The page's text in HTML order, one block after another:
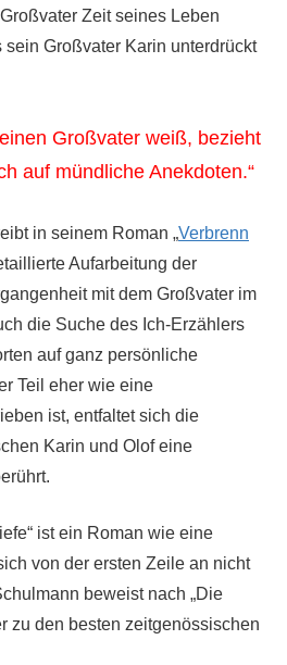
Zeit seines Leben
sein Großvater Karin unterdrückt
Großvater weiß, bezieht
auf mündliche Anekdoten.“
in seinem Roman „Verbrenn
Aufarbeitung der
mit dem Großvater im
die Suche des Ich-Erzählers
auf ganz persönliche
Teil eher wie eine
ist, entfaltet sich die
Karin und Olof eine
ist ein Roman wie eine
von der ersten Zeile an nicht
beweist nach „Die
zu den besten zeitgenössischen